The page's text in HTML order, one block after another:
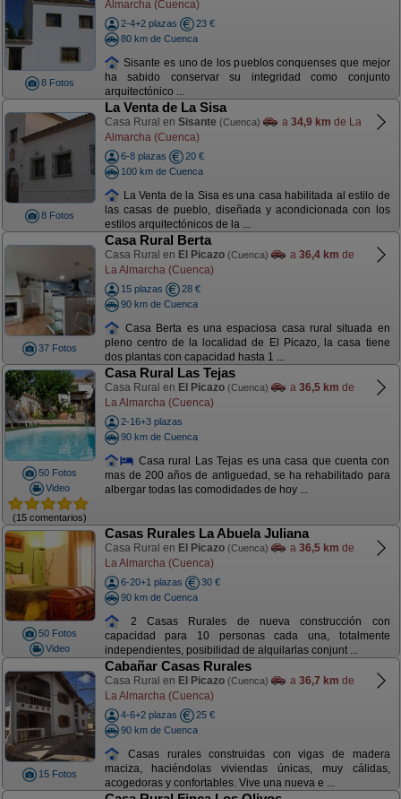
8 Fotos
Almarcha (Cuenca)
2-4+2 plazas
23 €
80 km de Cuenca
Sisante es uno de los pueblos conquenses que mejor
ha sabido conservar su integridad como conjunto
arquitectónico ...
8 Fotos
La Venta de La Sisa
Casa Rural en Sisante (Cuenca) a 34,9 km de La
Almarcha (Cuenca)
6-8 plazas
20 €
100 km de Cuenca
La Venta de la Sisa es una casa habilitada al estilo de
las casas de pueblo, diseñada y acondicionada con los
estilos arquitectónicos de la ...
37 Fotos
Casa Rural Berta
Casa Rural en El Picazo (Cuenca) a 36,4 km de
La Almarcha (Cuenca)
15 plazas
28 €
90 km de Cuenca
Casa Berta es una espaciosa casa rural situada en
pleno centro de la localidad de El Picazo, la casa tiene
dos plantas con capacidad hasta 1 ...
50 Fotos
Video
(15 comentarios)
Casa Rural Las Tejas
Casa Rural en El Picazo (Cuenca) a 36,5 km de
La Almarcha (Cuenca)
2-16+3 plazas
90 km de Cuenca
Casa rural Las Tejas es una casa que cuenta con
mas de 200 años de antiguedad, se ha rehabilitado para
albergar todas las comodidades de hoy ...
50 Fotos
Video
Casas Rurales La Abuela Juliana
Casa Rural en El Picazo (Cuenca) a 36,5 km de
La Almarcha (Cuenca)
6-20+1 plazas
30 €
90 km de Cuenca
2 Casas Rurales de nueva construcción con
capacidad para 10 personas cada una, totalmente
independientes, posibilidad de alquilarlas conjunt ...
15 Fotos
Cabañar Casas Rurales
Casa Rural en El Picazo (Cuenca) a 36,7 km de
La Almarcha (Cuenca)
4-6+2 plazas
25 €
90 km de Cuenca
Casas rurales construidas con vigas de madera
maciza, haciéndolas viviendas únicas, muy cálidas,
acogedoras y confortables. Vive una nueva e ...